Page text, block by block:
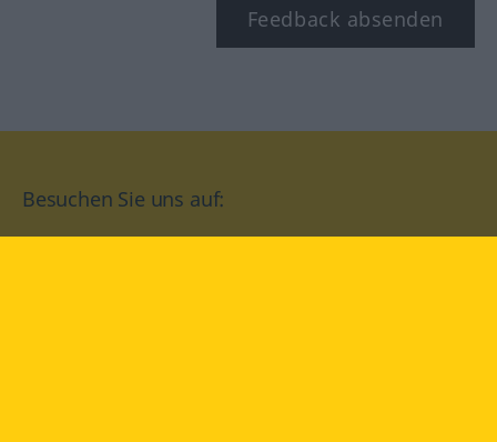
Feedback absenden
Besuchen Sie uns auf: